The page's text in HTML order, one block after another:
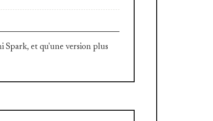
Spark, et qu'une version plus